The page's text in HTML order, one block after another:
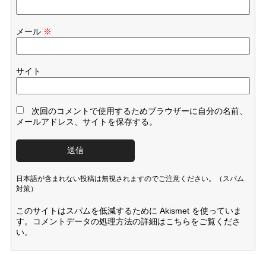
メール ※
サイト
次回のコメントで使用するためブラウザーに自分の名前、
メールアドレス、サイトを保存する。
日本語が含まれない投稿は無視されますのでご注意ください。（スパム
対策）
このサイトはスパムを低減するために Akismet を使っていま
す。
コメントデータの処理方法の詳細はこちらをご覧くださ
い。